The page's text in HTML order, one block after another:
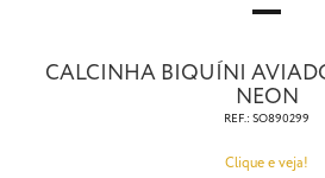
CALCINHA BIQUÍNI
NEON
REF.: SO890299
Clique e veja!